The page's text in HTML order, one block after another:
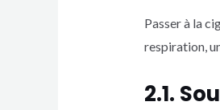
Passer à la
respiration,
2.1.